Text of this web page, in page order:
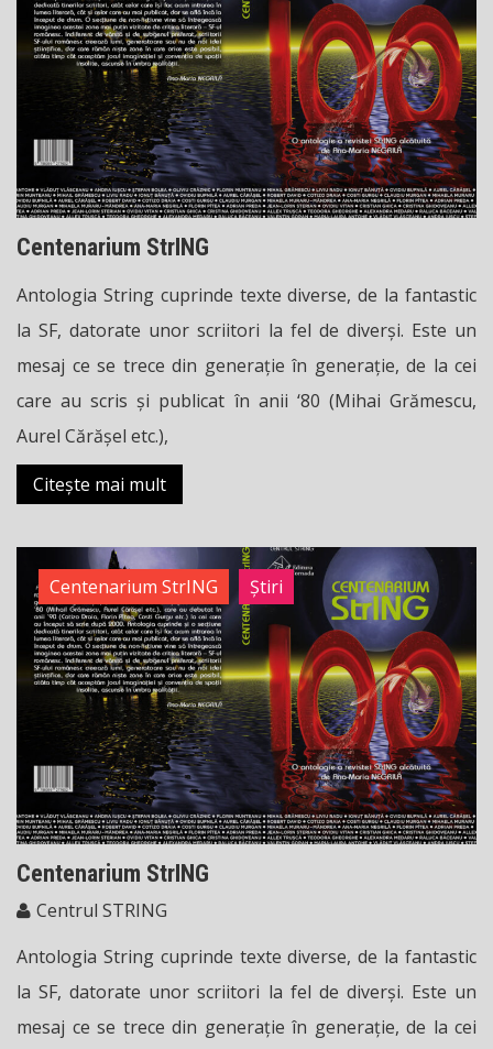
Centenarium StrING
Antologia String cuprinde texte diverse, de la fantastic
la SF, datorate unor scriitori la fel de diverși. Este un
mesaj ce se trece din generație în generație, de la cei
care au scris și publicat în anii ‘80 (Mihai Grămescu,
Aurel Cărășel etc.),
Citește mai mult
Centenarium StrING Știri
Centenarium StrING
Centrul STRING
Antologia String cuprinde texte diverse, de la fantastic
la SF, datorate unor scriitori la fel de diverși. Este un
mesaj ce se trece din generație în generație, de la cei